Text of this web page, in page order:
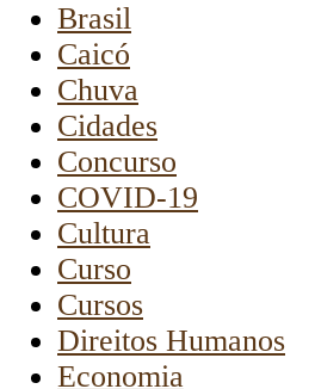
Brasil
Caicó
Chuva
Cidades
Concurso
COVID-19
Cultura
Curso
Cursos
Direitos Humanos
Economia